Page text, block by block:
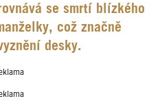
se smrtí blízkého
což značně
desky.